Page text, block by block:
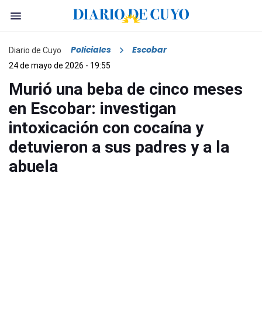
Diario de Cuyo Policiales Escobar
24 de mayo de 2026 - 19:55
Murió una beba de cinco meses
en Escobar: investigan
intoxicación con cocaína y
detuvieron a sus padres y a la
abuela